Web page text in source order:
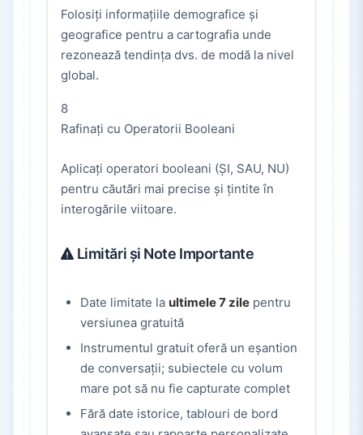
Folosiți informațiile demografice și
geografice pentru a cartografia unde
rezonează tendința dvs. de modă la nivel
global.
8
Rafinați cu Operatorii Booleani
Aplicați operatori booleani (ȘI, SAU, NU)
pentru căutări mai precise și țintite în
interogările viitoare.
Limitări și Note Importante
Date limitate la ultimele 7 zile pentru
versiunea gratuită
Instrumentul gratuit oferă un eșantion
de conversații; subiectele cu volum
mare pot să nu fie capturate complet
Fără date istorice, tablouri de bord